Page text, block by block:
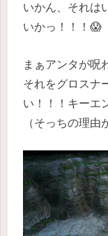
いかん、それは
いかっ！！！😱
まぁアンタが呪
それをグロスナ
い！！！キーエ
（そっちの理由